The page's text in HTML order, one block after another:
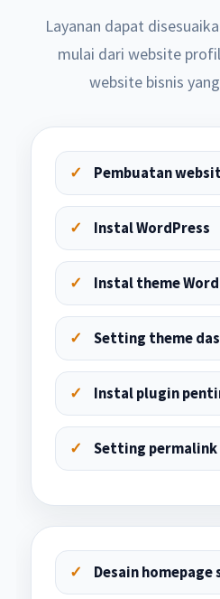
Layanan dapat
mulai dari website
website bisnis
Pembuatan
Instal WordPress
Instal theme
Setting theme
Instal plugin
Setting permalink
Desain homepage